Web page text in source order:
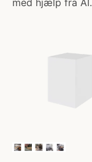
med hjælp fra AI.